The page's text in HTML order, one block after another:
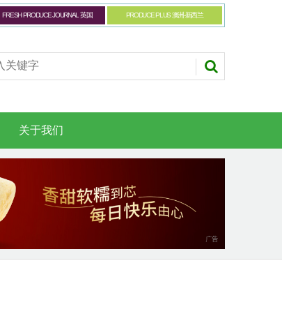
FRESH PRODUCE JOURNAL 英国 PRODUCE PLUS 澳洲-新西兰
关于我们